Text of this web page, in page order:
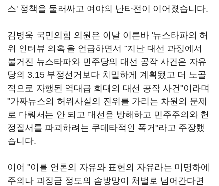
스' 정책을 둘러싸고 여야의 난타전이 이어졌습니다.
김병욱 국민의힘 의원은 이날 이른바 '뉴스타파의 허
위 인터뷰 의혹'을 언급하면서 "지난 대선 과정에서
불거진 뉴스타파와 민주당의 대선 공작 사건은 자유
당의 3.15 부정선거보다 치밀하게 계획됐고 더 노골
적으로 자행된 역대급 희대의 대선 공작 사건"이라며
"가짜뉴스의 허위사실의 진위를 가리는 차원의 문제
로 다뤄서는 안 되고 대선을 방해하고 민주주의와 헌
정질서를 파괴하려는 쿠데타적인 폭거"라고 주장했
습니다.
이어 "이를 언론의 자유와 표현의 자유라는 미명하에
주의나 과징금 정도의 솜방망이 처벌로 넘어간다면